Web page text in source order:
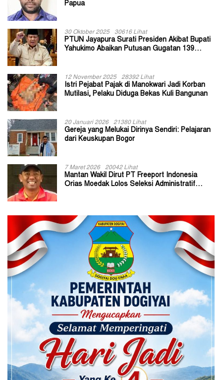
Papua
30 Oktober 2025 30616 Lihat
PTUN Jayapura Surati Presiden Akibat Bupati
Yahukimo Abaikan Putusan Gugatan 139
12 November 2025 28392 Lihat
Istri Pejabat Pajak di Manokwari Jadi Korban
Mutilasi, Pelaku Diduga Bekas Kuli Bangunan
20 Januari 2026 21380 Lihat
Gereja yang Melukai Dirinya Sendiri: Pelajaran
dari Keuskupan Bogor
7 Maret 2026 20042 Lihat
Mantan Wakil Dirut PT Freeport Indonesia
Orias Moedak Lolos Seleksi Administratif